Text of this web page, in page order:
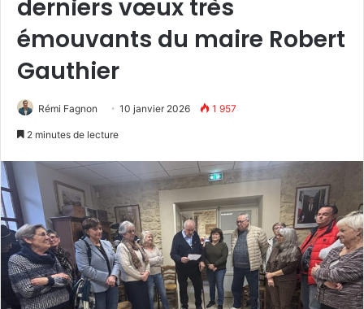
derniers vœux très
émouvants du maire Robert
Gauthier
Rémi Fagnon 10 janvier 2026 1 957
2 minutes de lecture